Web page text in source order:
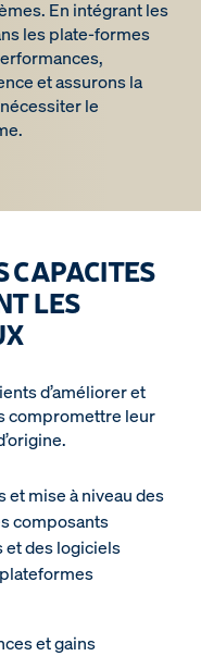
En intégrant les
les plate-formes
et assurons la
le
CAPACITES
LES
d’améliorer et
compromettre leur
mise à niveau des
composants
des logiciels
et gains